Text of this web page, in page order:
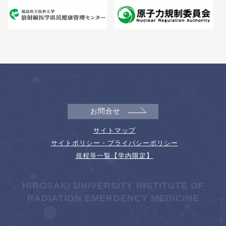
お問合せ
サイトマップ
サイトポリシー・プライバシーポリシー
規程等一覧【学内限定】
HIROSAKI UNIVERSITY INSTITUTE OF
RADIATION EMERGENCY MEDICINE